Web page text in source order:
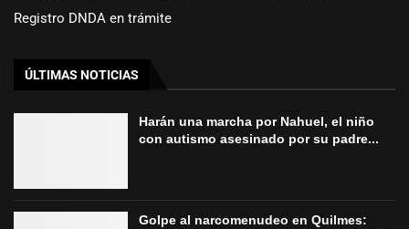
Registro DNDA en trámite
ÚLTIMAS NOTICIAS
Harán una marcha por Nahuel, el niño
con autismo asesinado por su padre...
Golpe al narcomenudeo en Quilmes: